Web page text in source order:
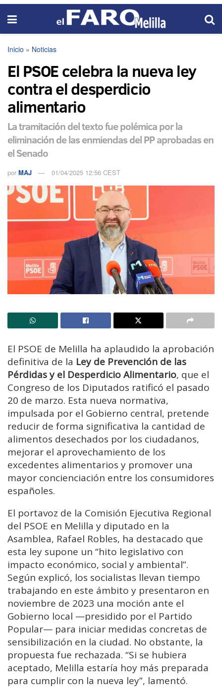
Inicio » Noticias
El PSOE celebra la nueva ley
contra el desperdicio
alimentario
La tramitación del texto fue polémica por la
eliminación de las enmiendas del PP aprobadas en
el Senado
por MAJ 01/04/2025 12:56 CEST
El PSOE de Melilla ha aplaudido la aprobación
definitiva de la Ley de Prevención de las
Pérdidas y el Desperdicio Alimentario, que el
Congreso de los Diputados ratificó el pasado
20 de marzo. Esta nueva normativa,
impulsada por el Gobierno central, pretende
reducir de forma significativa la cantidad de
alimentos desechados por los ciudadanos,
mejorar el aprovechamiento de los
excedentes alimentarios y promover una
mayor concienciación entre los consumidores
españoles.
El portavoz de la Comisión Ejecutiva Regional
del PSOE en Melilla y diputado en la
Asamblea, Rafael Robles, ha destacado que
esta ley supone un “hito legislativo con
impacto económico, social y ambiental”.
Según explicó, los socialistas llevan tiempo
trabajando en este ámbito y presentaron en
noviembre de 2023 una moción ante el
Gobierno local —presidido por el Partido
Popular— para iniciar medidas concretas de
sensibilización en la ciudad. No obstante, la
propuesta fue rechazada. “Si se hubiera
aceptado, Melilla estaría hoy más preparada
para cumplir con la nueva ley”, lamentó.